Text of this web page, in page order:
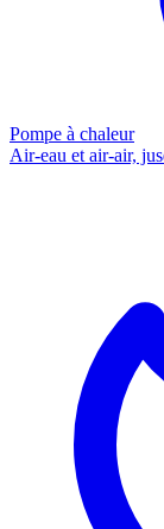
Pompe à chaleur
Air-eau et air-air,